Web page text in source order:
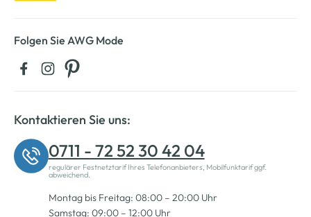
Folgen Sie AWG Mode
Kontaktieren Sie uns:
0711 - 72 52 30 42 04
regulärer Festnetztarif Ihres Telefonanbieters, Mobilfunktarif ggf.
abweichend.
Montag bis Freitag: 08:00 – 20:00 Uhr
Samstag: 09:00 – 12:00 Uhr